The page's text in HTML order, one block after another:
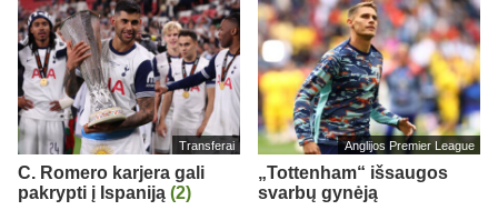
Transferai
C. Romero karjera gali
pakrypti į Ispaniją (2)
Anglijos Premier League
„Tottenham“ išsaugos
svarbų gynėją